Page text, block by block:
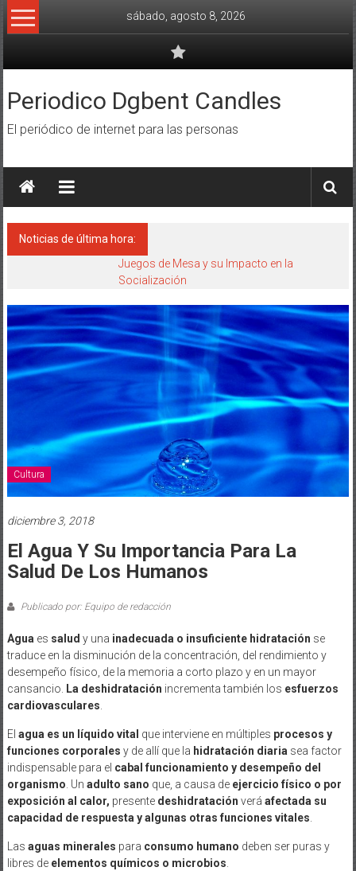
Saltar
al
sábado, agosto 8, 2026
Periodico Dgbent Candles
El periódico de internet para las personas
Noticias de última hora:
Juegos de Mesa y su Impacto en la
Socialización
Cultura
diciembre 3, 2018
El Agua Y Su Importancia Para La
Salud De Los Humanos
Publicado por: Equipo de redacción
Agua es salud y una inadecuada o insuficiente hidratación se
traduce en la disminución de la concentración, del rendimiento y
desempeño físico, de la memoria a corto plazo y en un mayor
cansancio.
La deshidratación incrementa también los esfuerzos
cardiovasculares
El agua es un líquido vital que interviene en múltiples procesos y
funciones corporales y de allí que la hidratación diaria sea factor
indispensable para el cabal funcionamiento y desempeño del
organismo . Un adulto sano que, a causa de ejercicio físico o por
exposición al calor, presente deshidratación verá afectada su
capacidad de respuesta y algunas otras funciones vitales
Las aguas minerales para consumo humano deben ser puras y
libres de elementos químicos o microbios